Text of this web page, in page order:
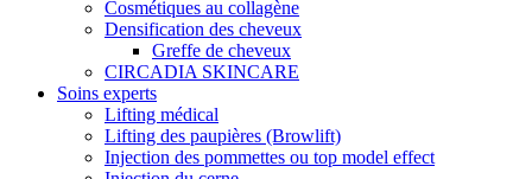
Cosmétiques au collagène
Densification des cheveux
Greffe de cheveux
CIRCADIA SKINCARE
Soins experts
Lifting médical
Lifting des paupières (Browlift)
Injection des pommettes ou top model effect